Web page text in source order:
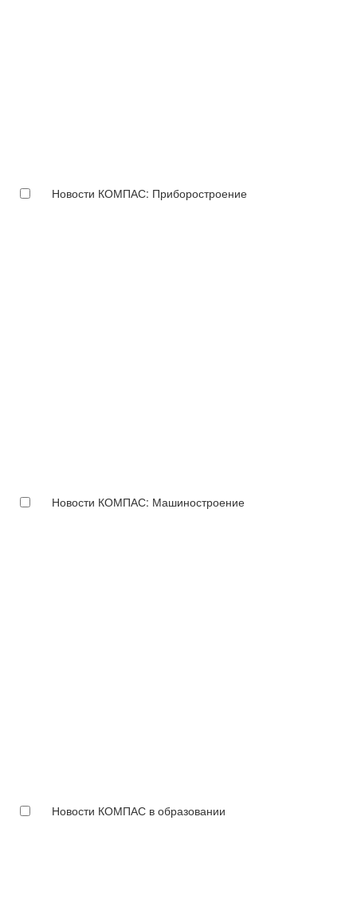
Новости КОМПАС: Приборостроение
Новости КОМПАС: Машиностроение
Новости КОМПАС в образовании